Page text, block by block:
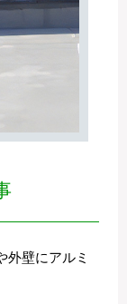
外壁にアルミ